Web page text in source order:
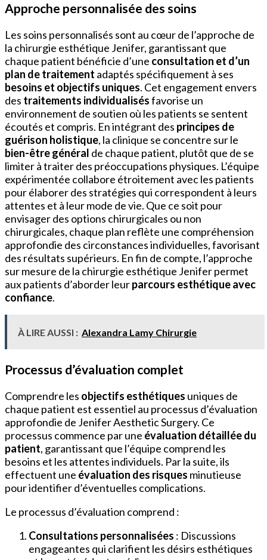
Approche personnalisée des soins
Les soins personnalisés sont au cœur de l’approche de
la chirurgie esthétique Jenifer, garantissant que
chaque patient bénéficie d’une consultation et d’un
plan de traitement adaptés spécifiquement à ses
besoins et objectifs uniques. Cet engagement envers
des traitements individualisésfavorise un
environnement de soutien où les patients se sentent
écoutés et compris. En intégrant des principes de
guérison holistique, la clinique se concentre sur le
bien-être général de chaque patient, plutôt que de se
limiter à traiter des préoccupations physiques. L’équipe
expérimentée collabore étroitement avec les patients
pour élaborer des stratégies qui correspondent à leurs
attentes et à leur mode de vie. Que ce soit pour
envisager des options chirurgicales ou non
chirurgicales, chaque plan reflète une compréhension
approfondie des circonstances individuelles, favorisant
des résultats supérieurs. En fin de compte, l’approche
sur mesure de la chirurgie esthétique Jenifer permet
aux patients d’aborder leurparcours esthétique avec
confiance.
À LIRE AUSSI : Alexandra Lamy Chirurgie
Processus d’évaluation complet
Comprendre les objectifs esthétiques uniques de
chaque patient est essentiel au processus d’évaluation
approfondie de Jenifer Aesthetic Surgery. Ce
processus commence par une évaluation détaillée du
patient, garantissant que l’équipe comprend les
besoins et les attentes individuels. Par la suite, ils
effectuent une évaluation des risques minutieuse
pour identifier d’éventuelles complications.
Le processus d’évaluation comprend :
Consultations personnalisées : Discussions
engageantes qui clarifient les désirs esthétiques